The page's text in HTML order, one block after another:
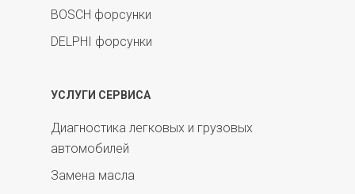
BOSCH форсунки
DELPHI форсунки
УСЛУГИ СЕРВИСА
Диагностика легковых и грузовых
автомобилей
Замена масла